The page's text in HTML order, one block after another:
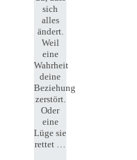
sich
alles
ändert.
Weil
eine
Wahrheit
deine
Beziehung
zerstört.
Oder
eine
Lüge sie
rettet …